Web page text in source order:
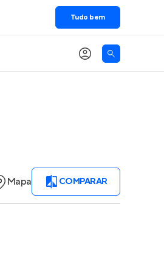
Tudo bem
Entrar no Apto
Mapa COMPARAR